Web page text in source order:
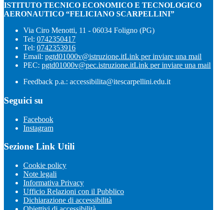
ISTITUTO TECNICO ECONOMICO E TECNOLOGICO
AERONAUTICO “FELICIANO SCARPELLINI”
Via Ciro Menotti, 11 - 06034 Foligno (PG)
Tel: 0742350417
Tel: 0742353916
Email: pgtd01000v@istruzione.itLink per inviare una mail
PEC: pgtd01000v@pec.istruzione.itLink per inviare una mail
Feedback p.a.: accessibilita@itescarpellini.edu.it
Seguici su
Facebook
Instagram
Sezione Link Utili
Cookie policy
Note legali
Informativa Privacy
Ufficio Relazioni con il Pubblico
Dichiarazione di accessibilità